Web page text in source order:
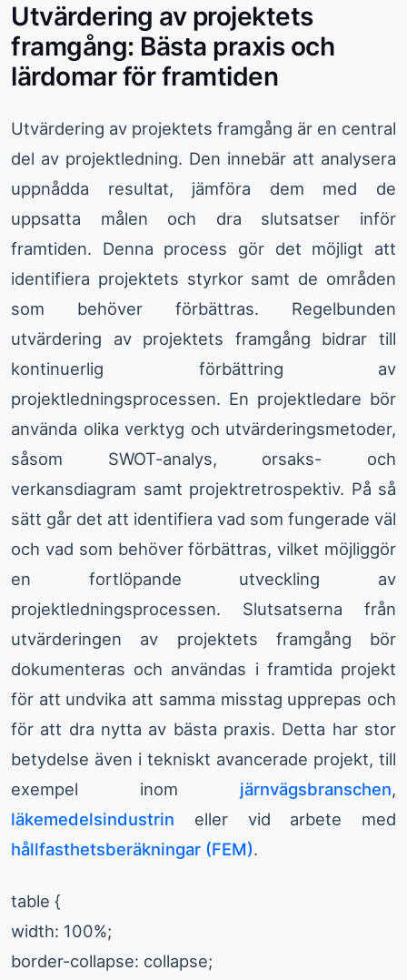
Utvärdering av projektets
framgång: Bästa praxis och
lärdomar för framtiden
Utvärdering av projektets framgång är en central
del av projektledning. Den innebär att analysera
uppnådda resultat, jämföra dem med de
uppsatta målen och dra slutsatser inför
framtiden. Denna process gör det möjligt att
identifiera projektets styrkor samt de områden
som behöver förbättras. Regelbunden
utvärdering av projektets framgång bidrar till
kontinuerlig förbättring av
projektledningsprocessen. En projektledare bör
använda olika verktyg och utvärderingsmetoder,
såsom SWOT-analys, orsaks- och
verkansdiagram samt projektretrospektiv. På så
sätt går det att identifiera vad som fungerade väl
och vad som behöver förbättras, vilket möjliggör
en fortlöpande utveckling av
projektledningsprocessen. Slutsatserna från
utvärderingen av projektets framgång bör
dokumenteras och användas i framtida projekt
för att undvika att samma misstag upprepas och
för att dra nytta av bästa praxis. Detta har stor
betydelse även i tekniskt avancerade projekt, till
exempel inom järnvägsbranschen,
läkemedelsindustrin eller vid arbete med
hållfasthetsberäkningar (FEM).
table {
width: 100%;
border-collapse: collapse;